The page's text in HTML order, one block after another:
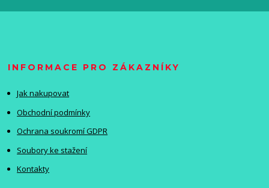
INFORMACE PRO ZÁKAZNÍKY
Jak nakupovat
Obchodní podmínky
Ochrana soukromí GDPR
Soubory ke stažení
Kontakty